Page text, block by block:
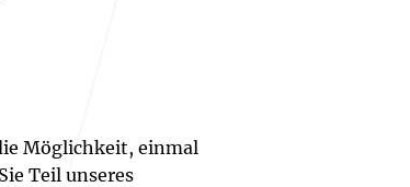
Möglichkeit, einmal
Teil unseres